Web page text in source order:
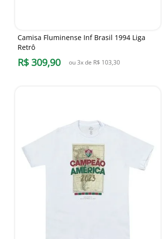
Camisa Fluminense Inf Brasil 1994 Liga
Retrô
R$ 309,90 ou3x de R$ 103,30